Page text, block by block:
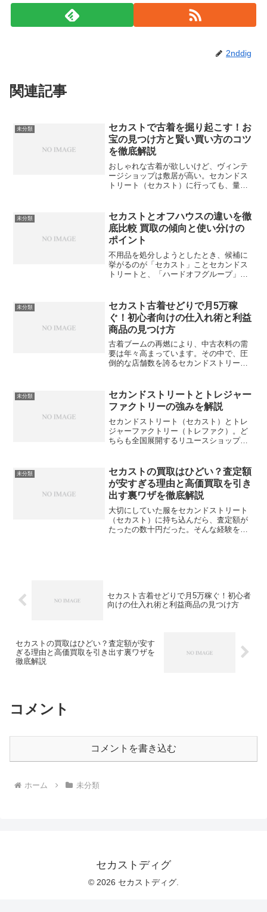
2nddig
関連記事
未分類
セカストで古着を掘り起こす！お
宝の見つけ方と賢い買い方のコツ
を徹底解説
おしゃれな古着が欲しいけど、ヴィンテ
ージショップは敷居が高い。セカンドス
トリート（セカスト）に行っても、量が
本最大級のリユースショップであるセカ
ンドストリートは、実は古...
未分類
セカストとオフハウスの違いを徹
底比較 買取の傾向と使い分けの
ポイント
不用品を処分しようとしたとき、候補に
挙がるのが「セカスト」ことセカンドス
トリートと、「ハードオフグループ」の
基準や店舗のコンセプトには大きな隔た
りがあります。本記事では...
未分類
セカスト古着せどりで月5万稼
ぐ！初心者向けの仕入れ術と利益
商品の見つけ方
古着ブームの再燃により、中古衣料の需
要は年々高まっています。その中で、圧
倒的な店舗数を誇るセカンドストリート
れています。「趣味の古着選びを副業に
したい」 「セカストでど...
未分類
セカンドストリートとトレジャー
ファクトリーの強みを解説
セカンドストリート（セカスト）とトレ
ジャーファクトリー（トレファク）。ど
ちらも全国展開するリユースショップの
悩む方は多いはずです。実はこの2社、得
意ジャンルや査定の傾向...
未分類
セカストの買取はひどい？査定額
が安すぎる理由と高価買取を引き
出す裏ワザを徹底解説
大切にしていた服をセカンドストリート
（セカスト）に持ち込んだら、査定額が
たったの数十円だった。そんな経験をし
セカスト古着せどりで月5万稼ぐ！初心者
向けの仕入れ術と利益商品の見つけ方
セカストの買取はひどい？査定額が安す
ぎる理由と高価買取を引き出す裏ワザを
徹底解説
コメント
コメントを書き込む
ホーム 未分類
セカストディグ
© 2026 セカストディグ.